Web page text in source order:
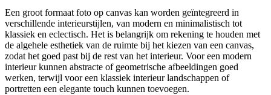
Een groot formaat foto op canvas kan worden geïntegreerd in
verschillende interieurstijlen, van modern en minimalistisch tot
klassiek en eclectisch. Het is belangrijk om rekening te houden met
de algehele esthetiek van de ruimte bij het kiezen van een canvas,
zodat het goed past bij de rest van het interieur. Voor een modern
interieur kunnen abstracte of geometrische afbeeldingen goed
werken, terwijl voor een klassiek interieur landschappen of
portretten een elegante touch kunnen toevoegen.